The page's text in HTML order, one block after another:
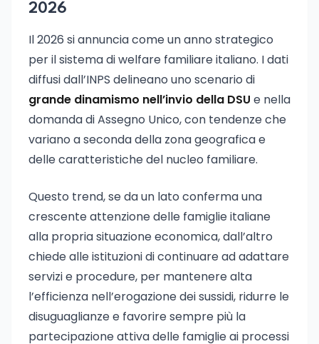
2026
Il 2026 si annuncia come un anno strategico
per il sistema di welfare familiare italiano. I dati
diffusi dall’INPS delineano uno scenario di
grande dinamismo nell’invio della DSU e nella
domanda di Assegno Unico, con tendenze che
variano a seconda della zona geografica e
delle caratteristiche del nucleo familiare.
Questo trend, se da un lato conferma una
crescente attenzione delle famiglie italiane
alla propria situazione economica, dall’altro
chiede alle istituzioni di continuare ad adattare
servizi e procedure, per mantenere alta
l’efficienza nell’erogazione dei sussidi, ridurre le
disuguaglianze e favorire sempre più la
partecipazione attiva delle famiglie ai processi